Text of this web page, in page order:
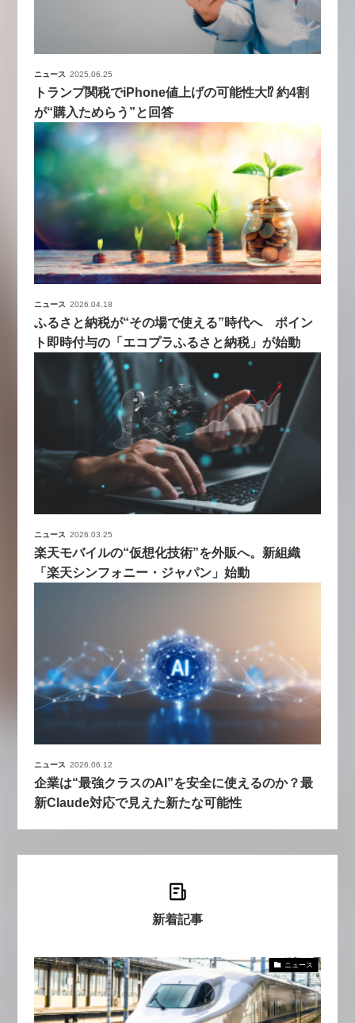
ニュース 2025.06.25
トランプ関税でiPhone値上げの可能性大⁉ 約4割
が“購入ためらう”と回答
ニュース 2026.04.18
ふるさと納税が“その場で使える”時代へ ポイン
ト即時付与の「エコプラふるさと納税」が始動
ニュース 2026.03.25
楽天モバイルの“仮想化技術”を外販へ。新組織
「楽天シンフォニー・ジャパン」始動
ニュース 2026.06.12
企業は“最強クラスのAI”を安全に使えるのか？最
新Claude対応で見えた新たな可能性
新着記事
ニュース